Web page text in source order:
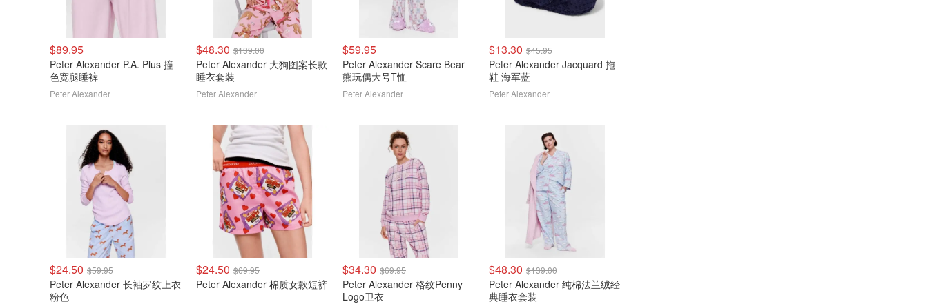
$89.95
Peter Alexander P.A. Plus 撞
色宽腿睡裤
Peter Alexander
$48.30 $139.00
Peter Alexander 大狗图案长款
睡衣套装
Peter Alexander
$59.95
Peter Alexander Scare Bear
熊玩偶大号T恤
Peter Alexander
$13.30 $45.95
Peter Alexander Jacquard 拖
鞋 海军蓝
Peter Alexander
$24.50 $59.95
Peter Alexander 长袖罗纹上衣
粉色
$24.50 $69.95
Peter Alexander 棉质女款短裤
$34.30 $69.95
Peter Alexander 格纹Penny
Logo卫衣
$48.30 $139.00
Peter Alexander 纯棉法兰绒经
典睡衣套装